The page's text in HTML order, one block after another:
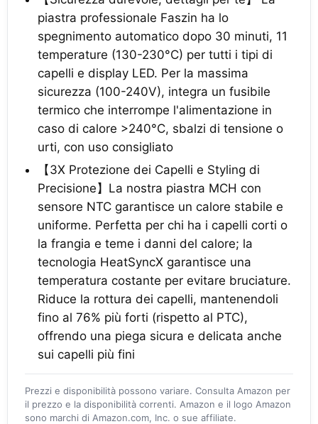
piastra professionale Faszin ha lo
spegnimento automatico dopo 30 minuti, 11
temperature (130-230°C) per tutti i tipi di
capelli e display LED. Per la massima
sicurezza (100-240V), integra un fusibile
termico che interrompe l'alimentazione in
caso di calore >240°C, sbalzi di tensione o
urti, con uso consigliato
【3X Protezione dei Capelli e Styling di
Precisione】La nostra piastra MCH con
sensore NTC garantisce un calore stabile e
uniforme. Perfetta per chi ha i capelli corti o
la frangia e teme i danni del calore; la
tecnologia HeatSyncX garantisce una
temperatura costante per evitare bruciature.
Riduce la rottura dei capelli, mantenendoli
fino al 76% più forti (rispetto al PTC),
offrendo una piega sicura e delicata anche
sui capelli più fini
Prezzi e disponibilità possono variare. Consulta Amazon per
il prezzo e la disponibilità correnti. Amazon e il logo Amazon
sono marchi di Amazon.com, Inc. o sue affiliate.